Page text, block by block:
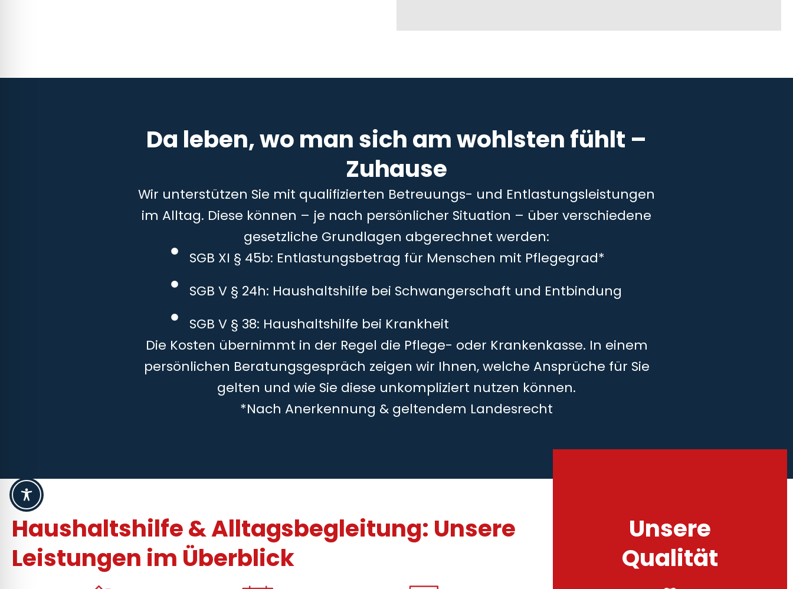
Da leben, wo man sich am wohlsten fühlt –
Zuhause
Wir unterstützen Sie mit qualifizierten Betreuungs- und Entlastungsleistungen
im Alltag. Diese können – je nach persönlicher Situation – über verschiedene
gesetzliche Grundlagen abgerechnet werden:
SGB XI § 45b: Entlastungsbetrag für Menschen mit Pflegegrad*
SGB V § 24h: Haushaltshilfe bei Schwangerschaft und Entbindung
SGB V § 38: Haushaltshilfe bei Krankheit
Die Kosten übernimmt in der Regel die Pflege- oder Krankenkasse. In einem
persönlichen Beratungsgespräch zeigen wir Ihnen, welche Ansprüche für Sie
gelten und wie Sie diese unkompliziert nutzen können.
*Nach Anerkennung & geltendem Landesrecht
Haushaltshilfe & Alltagsbegleitung: Unsere
Leistungen im Überblick
Unsere
Qualität